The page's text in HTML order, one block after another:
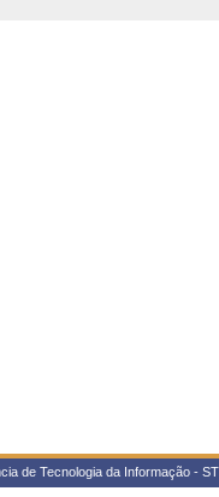
de Tecnologia da Informação -